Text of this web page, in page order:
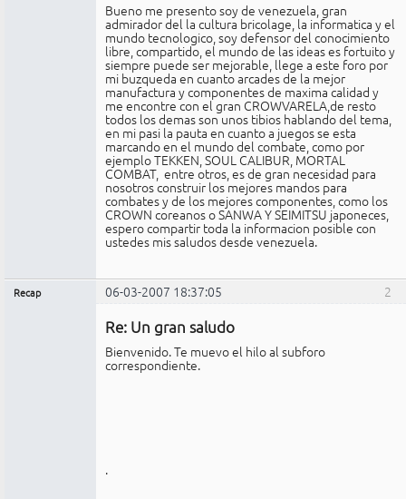
Bueno me presento soy de venezuela, gran
admirador del la cultura bricolage, la informatica y el
mundo tecnologico, soy defensor del conocimiento
libre, compartido, el mundo de las ideas es fortuito y
siempre puede ser mejorable, llege a este foro por
mi buzqueda en cuanto arcades de la mejor
manufactura y componentes de maxima calidad y
me encontre con el gran CROWVARELA,de resto
todos los demas son unos tibios hablando del tema,
en mi pasi la pauta en cuanto a juegos se esta
marcando en el mundo del combate, como por
ejemplo TEKKEN, SOUL CALIBUR, MORTAL
COMBAT, entre otros, es de gran necesidad para
nosotros construir los mejores mandos para
combates y de los mejores componentes, como los
CROWN coreanos o SANWA Y SEIMITSU japoneces,
espero compartir toda la informacion posible con
ustedes mis saludos desde venezuela.
2
Recap 06-03-2007 18:37:05
Re: Un gran saludo
Bienvenido. Te muevo el hilo al subforo
correspondiente.
.